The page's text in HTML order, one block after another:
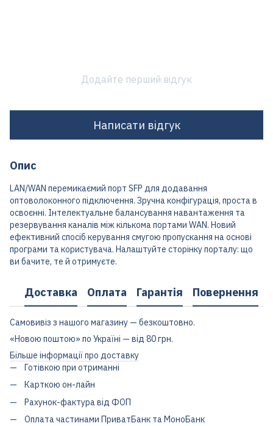
Додайте перший відгук
Написати відгук
Опис
LAN/WAN перемикаємий порт SFP для додавання
оптоволоконного підключення. Зручна конфігурація, проста в
освоєнні. Інтелектуальне балансування навантаження та
резервування каналів між кількома портами WAN. Новий
ефективний спосіб керування смугою пропускання на основі
програми та користувача. Налаштуйте сторінку порталу: що
ви бачите, те й отримуєте.
Доставка Оплата Гарантія Повернення
Самовивіз з нашого магазину — безкоштовно.
«Новою поштою» по Україні — від 80 грн.
Більше інформації про доставку
Готівкою при отриманні
Карткою он-лайн
Рахунок-фактура від ФОП
Оплата частинами ПриватБанк та МоноБанк